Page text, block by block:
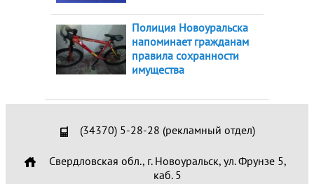
Полиция Новоуральска
напоминает гражданам
правила сохранности
имущества
(34370) 5-28-28 (рекламный отдел)
Свердловская обл., г. Новоуральск, ул. Фрунзе 5,
каб. 5